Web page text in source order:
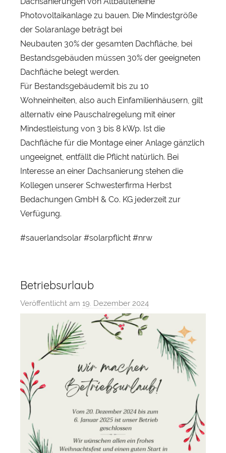
Photovoltaikanlage zu bauen. Die Mindestgröße
der Solaranlage beträgt bei
Neubauten 30% der gesamten Dachfläche, bei
Bestandsgebäuden müssen 30% der geeigneten
Dachfläche belegt werden.
Für Bestandsgebäudemit bis zu 10
Wohneinheiten, also auch Einfamilienhäusern, gilt
alternativ eine Pauschalregelung mit einer
Mindestleistung von 3 bis 8 kWp. Ist die
Dachfläche für die Montage einer Anlage gänzlich
ungeeignet, entfällt die Pflicht natürlich. Bei
Interesse an einer Dachsanierung stehen die
Kollegen unserer Schwesterfirma Herbst
Bedachungen GmbH & Co. KG jederzeit zur
Verfügung.
#sauerlandsolar #solarpflicht #nrw
Betriebsurlaub
Veröffentlicht am 19. Dezember 2024
o
e
r
a
d